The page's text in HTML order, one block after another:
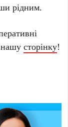
рідним.
нашусторінку!